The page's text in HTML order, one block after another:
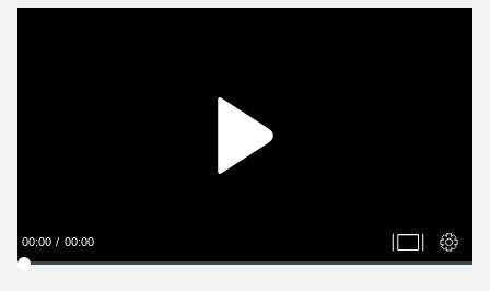
00:00 00:00